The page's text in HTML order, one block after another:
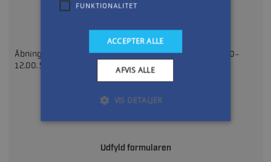
Ring på
Åbningstider: Mandag - Fredag 08.30-17.30 Lørdag: 09.00-
12.00. Søndag: LUKKET
eller
Udfyld formularen
FUNKTIONALITET
ACCEPTER ALLE
AFVIS ALLE
VIS DETALJER